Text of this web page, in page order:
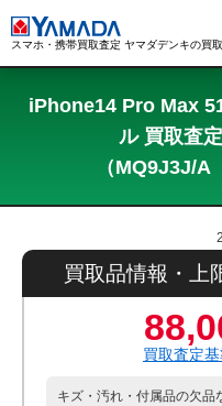
スマホ・携帯買取査定 ヤマダデンキの買
iPhone14 Pro Max
ル 買取査
（MQ9J3J/
買取品情報・上
買取査定
キズ・汚れ・付属品の欠品